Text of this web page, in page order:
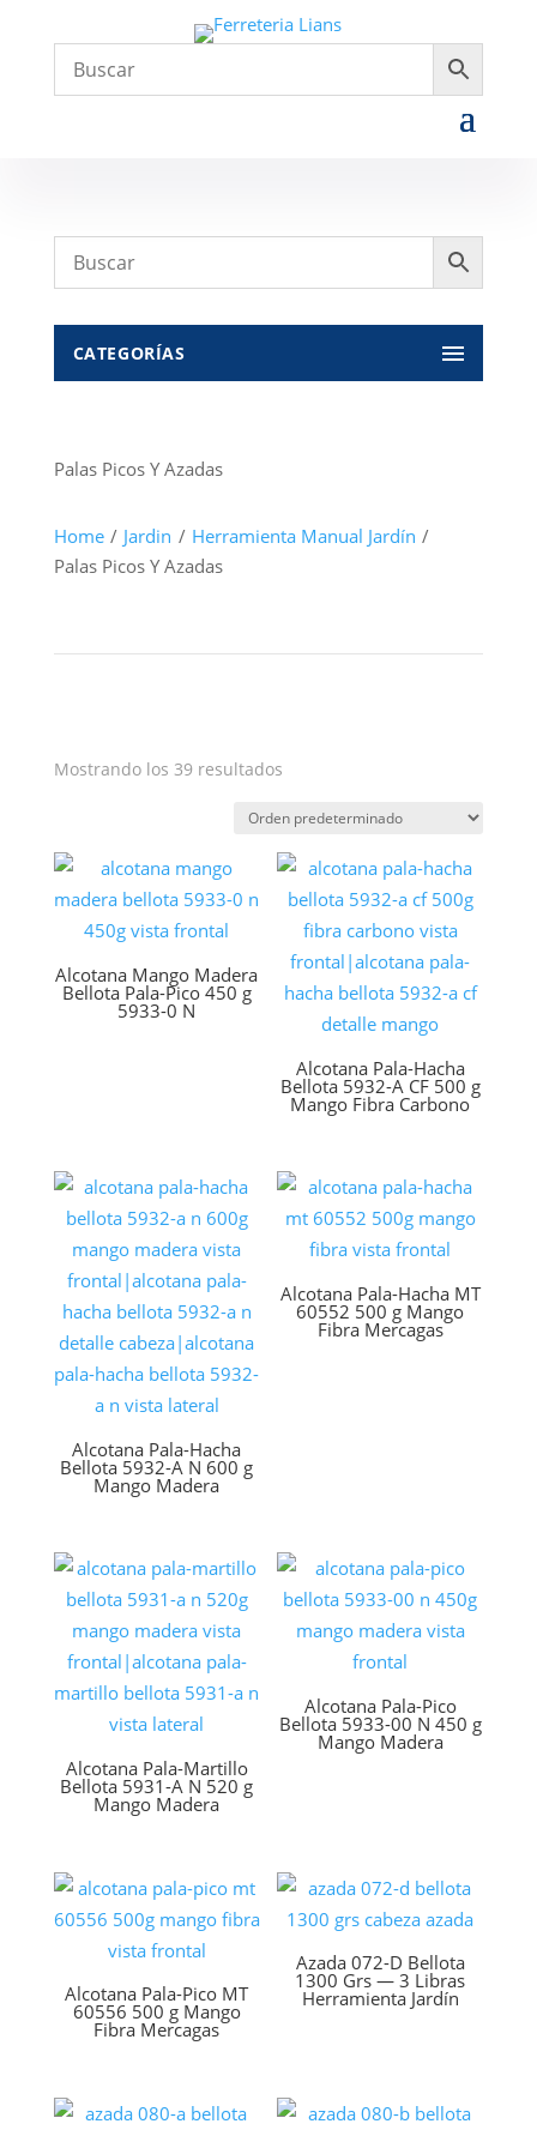
CATEGORÍAS
Palas Picos Y Azadas
Home / Jardin / Herramienta Manual Jardín /
Palas Picos Y Azadas
Mostrando los 39 resultados
Alcotana Mango Madera
Bellota Pala-Pico 450 g
5933-0 N
Alcotana Pala-Hacha
Bellota 5932-A CF 500 g
Mango Fibra Carbono
Alcotana Pala-Hacha
Bellota 5932-A N 600 g
Mango Madera
Alcotana Pala-Hacha MT
60552 500 g Mango
Fibra Mercagas
Alcotana Pala-Martillo
Bellota 5931-A N 520 g
Mango Madera
Alcotana Pala-Pico
Bellota 5933-00 N 450 g
Mango Madera
Alcotana Pala-Pico MT
60556 500 g Mango
Fibra Mercagas
Azada 072-D Bellota
1300 Grs — 3 Libras
Herramienta Jardín